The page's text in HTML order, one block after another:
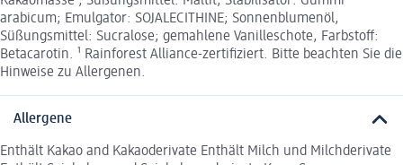
arabicum; Emulgator: SOJALECITHINE; Sonnenblumenöl,
Süßungsmittel: Sucralose; gemahlene Vanilleschote, Farbstoff:
Betacarotin. ¹ Rainforest Alliance-zertifiziert. Bitte beachten Sie die
Hinweise zu Allergenen.
Allergene
Enthält Kakao and Kakaoderivate Enthält Milch und Milchderivate